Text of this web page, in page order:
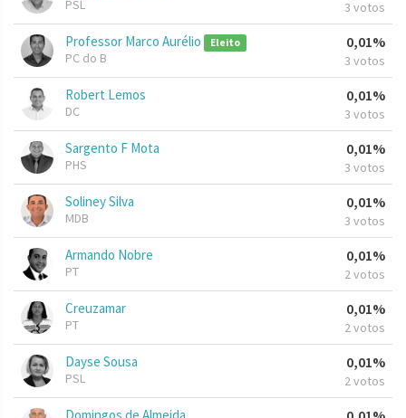
PSL 3 votos
Professor Marco Aurélio Eleito
PC do B
0,01%
3 votos
Robert Lemos
DC
0,01%
3 votos
Sargento F Mota
PHS
0,01%
3 votos
Soliney Silva
MDB
0,01%
3 votos
Armando Nobre
PT
0,01%
2 votos
Creuzamar
PT
0,01%
2 votos
Dayse Sousa
PSL
0,01%
2 votos